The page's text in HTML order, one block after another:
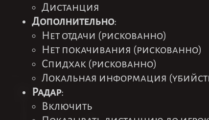
Дистанция
Дополнительно:
Нет отдачи (рискованно)
Нет покачивания (рискованно)
Спидхак (рискованно)
Локальная информация
Радар:
Включить